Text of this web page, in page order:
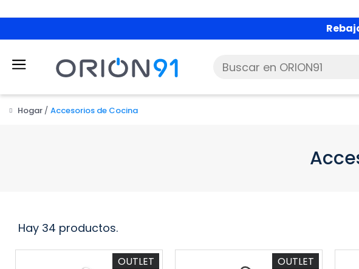
Hogar Accesorios de Cocina
Hay 34 productos.
OUTLET OUTLET